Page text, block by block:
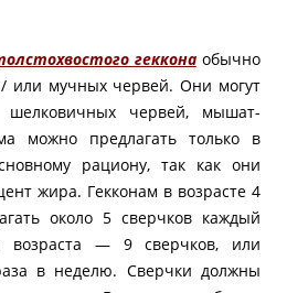
геккона обычно
/ или мучных червей. Они могут
шелковичных червей, мышат-
можно предлагать только в
рациону, так как они
жира. Гекконам в возрасте 4
около 5 сверчков каждый
возраста — 9 сверчков, или
в неделю. Сверчки должны